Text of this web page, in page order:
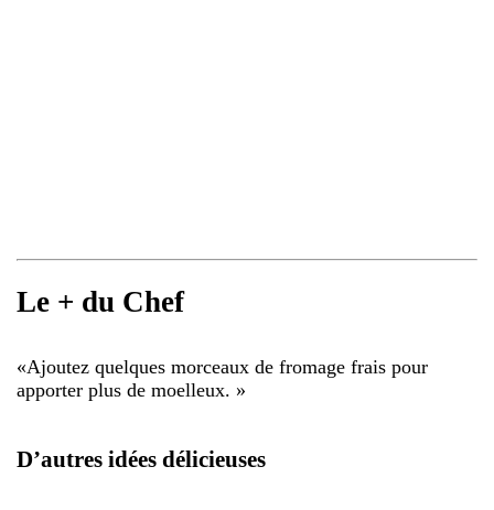
Le + du Chef
«Ajoutez quelques morceaux de fromage frais pour
apporter plus de moelleux. »
D’autres idées délicieuses